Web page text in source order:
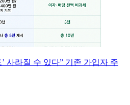
’ 사라질 수 있다” 기존 가입자 주